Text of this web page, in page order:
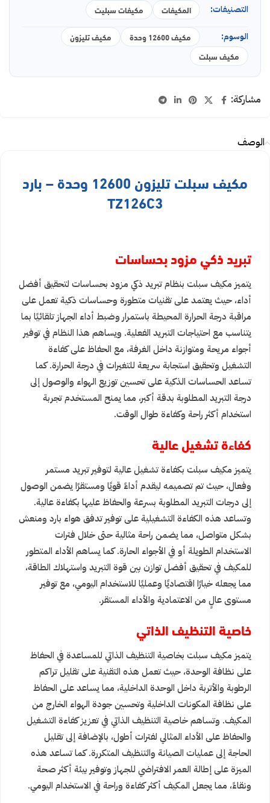
التصنيفات: المكيفات مكيفات سبليت
الوسوم: مكيف 12600 وحدة
مكيف تليزون
مكيف سبلت
مشاركة:
الوصف
مكيف سبلت تليزون 12600 وحدة – بارد
TZ126C3
تبريد ذكي مزود بحساسات
يتميز مكيف سبلت بنظام تبريد ذكي مزود بحساسات لتحقيق أفضل
أداء، حيث يعتمد على تقنيات متطورة وحساسات ذكية تعمل على
مراقبة درجة الحرارة المحيطة باستمرار وضبط أداء الجهاز تلقائيًا بما
يتناسب مع احتياجات التبريد الفعلية. ويساهم هذا النظام في توفير
أجواء مريحة ومتوازنة داخل الغرفة، مع الحفاظ على كفاءة
التشغيل وتحقيق استجابة سريعة للتغيرات في درجة الحرارة. كما
تساعد الحساسات الذكية على تحسين توزيع الهواء والوصول إلى
درجة التبريد المطلوبة بدقة أكبر، مما يمنح المستخدم تجربة
استخدام أكثر راحة وكفاءة طوال الوقت.
كفاءة تشغيل عالية
يتميز مكيف سبلت بكفاءة تشغيل عالية لتوفير تبريد مستمر
وفعال، حيث تم تصميمه ليقدم أداءً قويًا ومستقرًا يضمن الوصول
إلى درجات التبريد المطلوبة بسرعة والحفاظ عليها بكفاءة عالية.
وتساعد هذه الكفاءة التشغيلية على توفير تدفق هواء بارد ومنعش
بشكل متواصل، مما يضمن راحة مثالية حتى خلال فترات
الاستخدام الطويلة أو في الأجواء الحارة. كما يساهم الأداء المتطور
للمكيف في تحقيق أفضل توازن بين قوة التبريد واستهلاك الطاقة،
مما يجعله خيارًا اقتصاديًا وعمليًا للاستخدام اليومي، مع توفير
مستوى عالٍ من الاعتمادية والأداء المستقر.
خاصية التنظيف الذاتي
يتميز مكيف سبلت بخاصية التنظيف الذاتي للمساعدة في الحفاظ
على نظافة الوحدة، حيث تعمل هذه التقنية على تقليل تراكم
الرطوبة والأتربة داخل الوحدة الداخلية، مما يساعد على الحفاظ
على نظافة المكونات الداخلية وتحسين جودة الهواء الخارج من
المكيف. وتساهم خاصية التنظيف الذاتي في تعزيز كفاءة التشغيل
والحفاظ على الأداء المثالي لفترات أطول، بالإضافة إلى تقليل
الحاجة إلى عمليات الصيانة والتنظيف المتكررة. كما تساعد هذه
الميزة على إطالة العمر الافتراضي للجهاز وتوفير بيئة أكثر صحة
ونقاءً، مما يجعل المكيف أكثر كفاءة وراحة في الاستخدام اليومي.